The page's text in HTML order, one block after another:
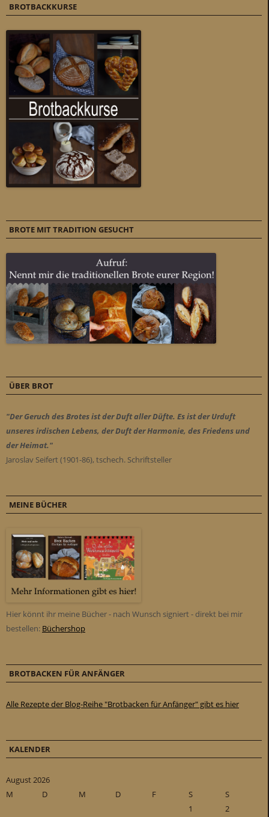
BROTBACKKURSE
BROTE MIT TRADITION GESUCHT
ÜBER BROT
"Der Geruch des Brotes ist der Duft aller Düfte. Es ist der Urduft
unseres irdischen Lebens, der Duft der Harmonie, des Friedens und
der Heimat."
Jaroslav Seifert (1901-86), tschech. Schriftsteller
MEINE BÜCHER
Hier könnt ihr meine Bücher - nach Wunsch signiert - direkt bei mir
bestellen: Büchershop
BROTBACKEN FÜR ANFÄNGER
Alle Rezepte der Blog-Reihe "Brotbacken für Anfänger" gibt es hier
KALENDER
August 2026
M
D M D F S
S
1
2